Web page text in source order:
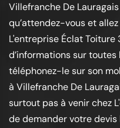
Villefranche De
qu’attendez-vous et
L'entreprise Éclat Toiture
d’informations sur
téléphonez-le sur son
à Villefranche De
surtout pas à venir chez
de demander votre